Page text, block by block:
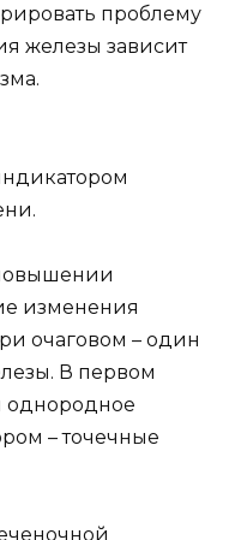
проблему
железы зависит
изменения
очаговом – один
В первом
однородное
– точечные